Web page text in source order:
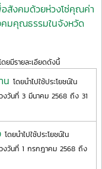
สังคมด้วยห่วงโซ่คุณค่า
มคุณธรรมในจังหวัด
ยมีรายละเอียดดังนี้
น โดยนำไปใช้ประโยชน์ใน
งวันที่ 3 มีนาคม 2568 ถึง 31
โดยนำไปใช้ประโยชน์ใน
งวันที่ 1 กรกฎาคม 2568 ถึง